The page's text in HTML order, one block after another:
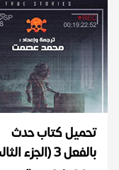
تحميل كتاب حدث
بالفعل 3 (الجزء